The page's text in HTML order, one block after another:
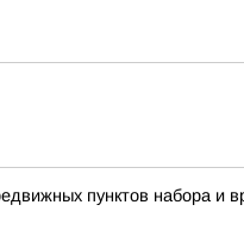
пунктов набора и